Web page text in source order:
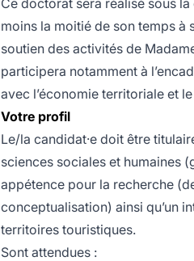
Ce doctorat sera réalisé sous
moins la moitié de son temps à
soutien des activités de
participera notamment à
avec l’économie territoriale et
Votre profil
Le/la candidat·e doit être
sciences sociales et humaines
appétence pour la recherche
conceptualisation) ainsi qu’un
territoires touristiques.
Sont attendues :